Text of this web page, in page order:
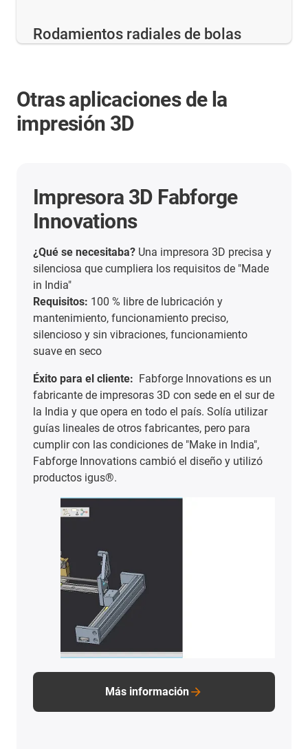
Rodamientos radiales de bolas
Otras aplicaciones de la
impresión 3D
Impresora 3D Fabforge
Innovations
¿Qué se necesitaba? Una impresora 3D precisa y
silenciosa que cumpliera los requisitos de "Made
in India"
Requisitos: 100 % libre de lubricación y
mantenimiento, funcionamiento preciso,
silencioso y sin vibraciones, funcionamiento
suave en seco
Éxito para el cliente: Fabforge Innovations es un
fabricante de impresoras 3D con sede en el sur de
la India y que opera en todo el país. Solía utilizar
guías lineales de otros fabricantes, pero para
cumplir con las condiciones de "Make in India",
Fabforge Innovations cambió el diseño y utilizó
productos igus®.
Más información